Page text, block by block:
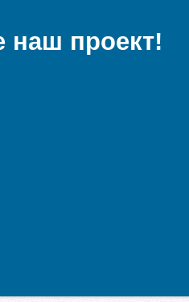
наш проект!